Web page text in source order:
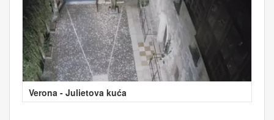
Verona - Julietova kuća